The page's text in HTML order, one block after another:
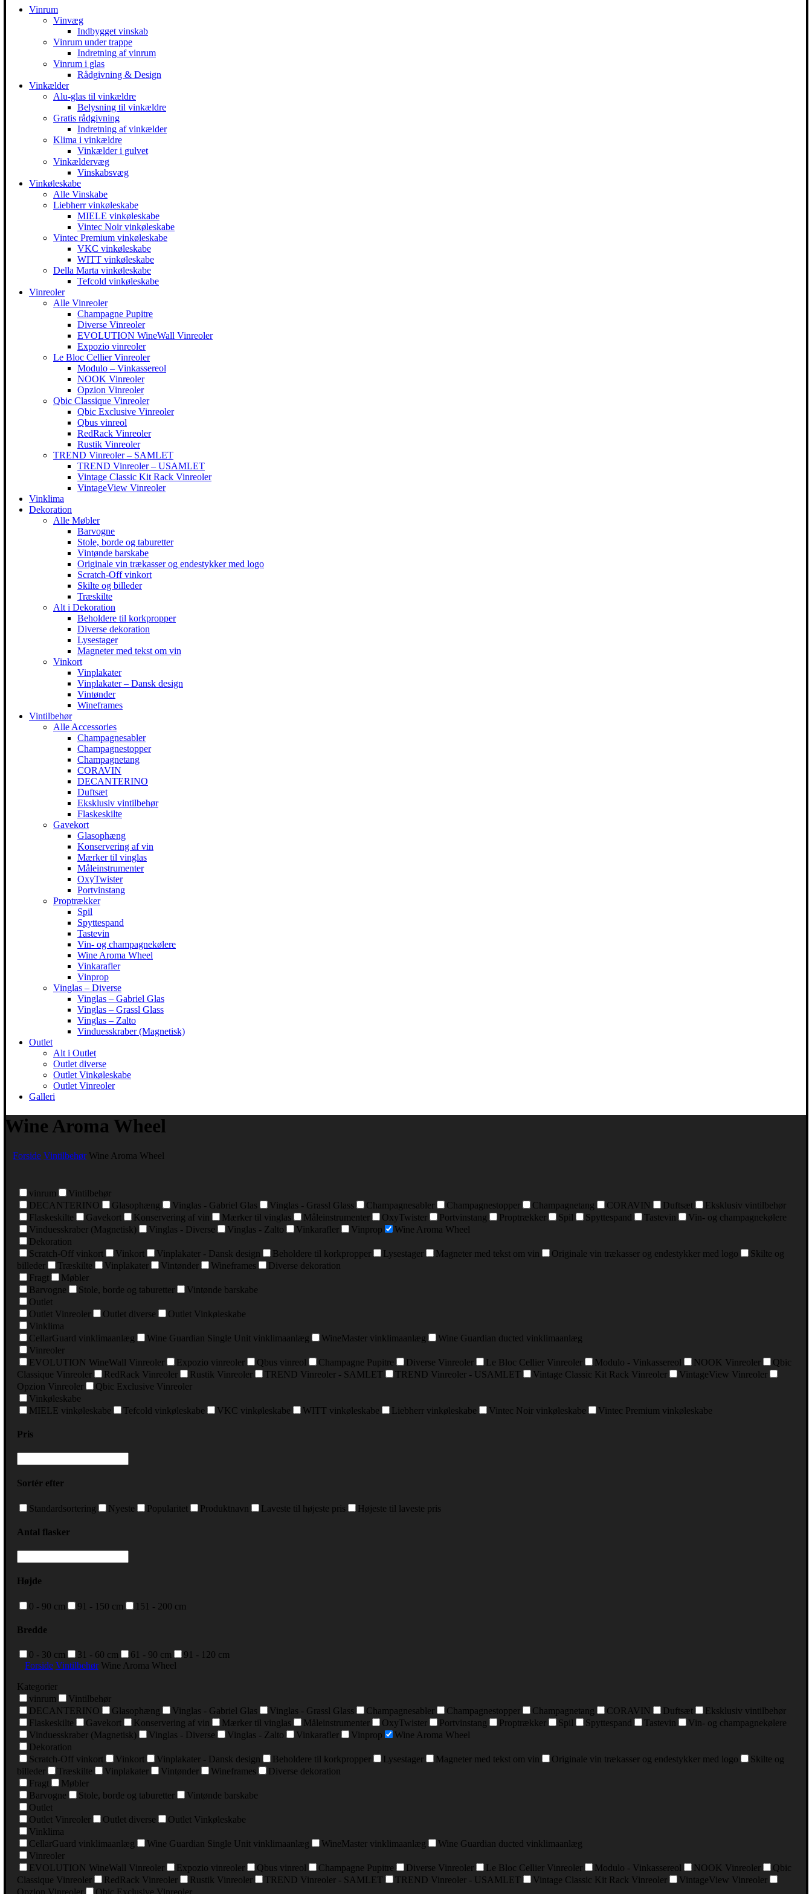
Vinrum
Vinvæg
Indbygget vinskab
Vinrum under trappe
Indretning af vinrum
Vinrum i glas
Rådgivning & Design
Vinkælder
Alu-glas til vinkældre
Belysning til vinkældre
Gratis rådgivning
Indretning af vinkælder
Klima i vinkældre
Vinkælder i gulvet
Vinkældervæg
Vinskabsvæg
Vinkøleskabe
Alle Vinskabe
Liebherr vinkøleskabe
MIELE vinkøleskabe
Vintec Noir vinkøleskabe
Vintec Premium vinkøleskabe
VKC vinkøleskabe
WITT vinkøleskabe
Della Marta vinkøleskabe
Tefcold vinkøleskabe
Vinreoler
Alle Vinreoler
Champagne Pupitre
Diverse Vinreoler
EVOLUTION WineWall Vinreoler
Expozio vinreoler
Le Bloc Cellier Vinreoler
Modulo – Vinkassereol
NOOK Vinreoler
Opzion Vinreoler
Qbic Classique Vinreoler
Qbic Exclusive Vinreoler
Qbus vinreol
RedRack Vinreoler
Rustik Vinreoler
TREND Vinreoler – SAMLET
TREND Vinreoler – USAMLET
Vintage Classic Kit Rack Vinreoler
VintageView Vinreoler
Vinklima
Dekoration
Alle Møbler
Barvogne
Stole, borde og taburetter
Vintønde barskabe
Originale vin trækasser og endestykker med logo
Scratch-Off vinkort
Skilte og billeder
Træskilte
Alt i Dekoration
Beholdere til korkpropper
Diverse dekoration
Lysestager
Magneter med tekst om vin
Vinkort
Vinplakater
Vinplakater – Dansk design
Vintønder
Wineframes
Vintilbehør
Alle Accessories
Champagnesabler
Champagnestopper
Champagnetang
CORAVIN
DECANTERINO
Duftsæt
Eksklusiv vintilbehør
Flaskeskilte
Gavekort
Glasophæng
Konservering af vin
Mærker til vinglas
Måleinstrumenter
OxyTwister
Portvinstang
Proptrækker
Spil
Spyttespand
Tastevin
Vin- og champagnekølere
Wine Aroma Wheel
Vinkarafler
Vinprop
Vinglas – Diverse
Vinglas – Gabriel Glas
Vinglas – Grassl Glass
Vinglas – Zalto
Vinduesskraber (Magnetisk)
Outlet
Alt i Outlet
Outlet diverse
Outlet Vinkøleskabe
Outlet Vinreoler
Galleri
Wine Aroma Wheel
Forside Vintilbehør Wine Aroma Wheel
vinrum
Vintilbehør
DECANTERINO
Glasophæng Vinglas - Gabriel Glas Vinglas - Grassl Glass Champagnesabler Champagnestopper Champagnetang CORAVIN Duftsæt
Eksklusiv vintilbehør
Flaskeskilte
Gavekort Konservering af vin Mærker til vinglas Måleinstrumenter OxyTwister Portvinstang Proptrækker Spil Spyttespand Tastevin
Vin- og champagnekølere
Vinduesskraber (Magnetisk)
Vinglas - Diverse Vinglas - Zalto Vinkarafler Vinprop
Wine Aroma Wheel
Dekoration
Scratch-Off vinkort
Vinkort Vinplakater - Dansk design Beholdere til korkpropper Lysestager Magneter med tekst om vin Originale vin trækasser og endestykker med logo
Skilte og
billeder
Træskilte Vinplakater Vintønder Wineframes
Diverse dekoration
Fragt
Møbler
Barvogne
Stole, borde og taburetter
Vintønde barskabe
Outlet
Outlet Vinreoler
Outlet diverse
Outlet Vinkøleskabe
Vinklima
CellarGuard vinklimaanlæg
Wine Guardian Single Unit vinklimaanlæg WineMaster vinklimaanlæg
Wine Guardian ducted vinklimaanlæg
Vinreoler
EVOLUTION WineWall Vinreoler
Expozio vinreoler Qbus vinreol Champagne Pupitre Diverse Vinreoler Le Bloc Cellier Vinreoler Modulo - Vinkassereol NOOK Vinreoler
Qbic
Classique Vinreoler
RedRack Vinreoler Rustik Vinreoler TREND Vinreoler - SAMLET TREND Vinreoler - USAMLET Vintage Classic Kit Rack Vinreoler
VintageView Vinreoler
Opzion Vinreoler
Qbic Exclusive Vinreoler
Vinkøleskabe
MIELE vinkøleskabe
Tefcold vinkøleskabe VKC vinkøleskabe WITT vinkøleskabe Liebherr vinkøleskabe Vintec Noir vinkøleskabe Vintec Premium vinkøleskabe
Pris
Sortér efter
Standardsortering Nyeste Popularitet Produktnavn Laveste til højeste pris Højeste til laveste pris
Antal flasker
Højde
0 - 90 cm 91 - 150 cm 151 - 200 cm
Bredde
0 - 30 cm 31 - 60 cm 61 - 90 cm
91 - 120 cm
Forside Vintilbehør Wine Aroma Wheel
Kategorier
vinrum
Vintilbehør
DECANTERINO
Glasophæng Vinglas - Gabriel Glas Vinglas - Grassl Glass Champagnesabler Champagnestopper Champagnetang CORAVIN Duftsæt
Eksklusiv vintilbehør
Flaskeskilte
Gavekort Konservering af vin Mærker til vinglas Måleinstrumenter OxyTwister Portvinstang Proptrækker Spil Spyttespand Tastevin
Vin- og champagnekølere
Vinduesskraber (Magnetisk)
Vinglas - Diverse Vinglas - Zalto Vinkarafler Vinprop
Wine Aroma Wheel
Dekoration
Scratch-Off vinkort
Vinkort Vinplakater - Dansk design Beholdere til korkpropper Lysestager Magneter med tekst om vin Originale vin trækasser og endestykker med logo
Skilte og
billeder
Træskilte Vinplakater Vintønder Wineframes
Diverse dekoration
Fragt
Møbler
Barvogne
Stole, borde og taburetter
Vintønde barskabe
Outlet
Outlet Vinreoler
Outlet diverse
Outlet Vinkøleskabe
Vinklima
CellarGuard vinklimaanlæg
Wine Guardian Single Unit vinklimaanlæg WineMaster vinklimaanlæg
Wine Guardian ducted vinklimaanlæg
Vinreoler
EVOLUTION WineWall Vinreoler
Expozio vinreoler Qbus vinreol Champagne Pupitre Diverse Vinreoler Le Bloc Cellier Vinreoler Modulo - Vinkassereol NOOK Vinreoler
Qbic
Classique Vinreoler
RedRack Vinreoler Rustik Vinreoler TREND Vinreoler - SAMLET TREND Vinreoler - USAMLET Vintage Classic Kit Rack Vinreoler
VintageView Vinreoler